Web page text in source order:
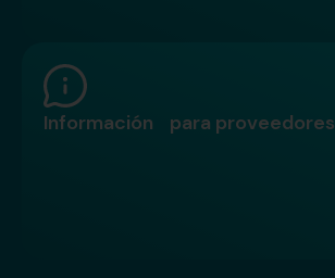
Información para proveedores